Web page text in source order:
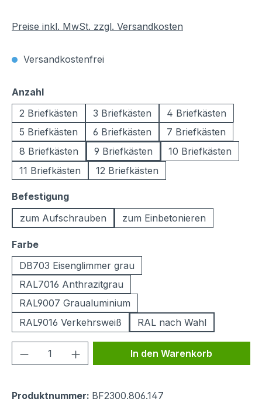
Preise inkl. MwSt. zzgl. Versandkosten
Versandkostenfrei
Anzahlauswählen
2 Briefkästen
3 Briefkästen
4 Briefkästen
5 Briefkästen
6 Briefkästen
7 Briefkästen
8 Briefkästen
9 Briefkästen
10 Briefkästen
11 Briefkästen
12 Briefkästen
Befestigungauswählen
zum Aufschrauben
zum Einbetonieren
Farbeauswählen
DB703 Eisenglimmer grau
RAL7016 Anthrazitgrau
RAL9007 Graualuminium
RAL9016 Verkehrsweiß
RAL nach Wahl
Produkt Anzahl: Gib denIn den Warenkorb
Produktnummer: BF2300.806.147